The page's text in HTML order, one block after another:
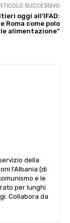
SUCCESSIVO
oggi all’IFAD:
Roma come polo
alimentazione”
della
l'Albania (di
e le
per lunghi
Collabora da